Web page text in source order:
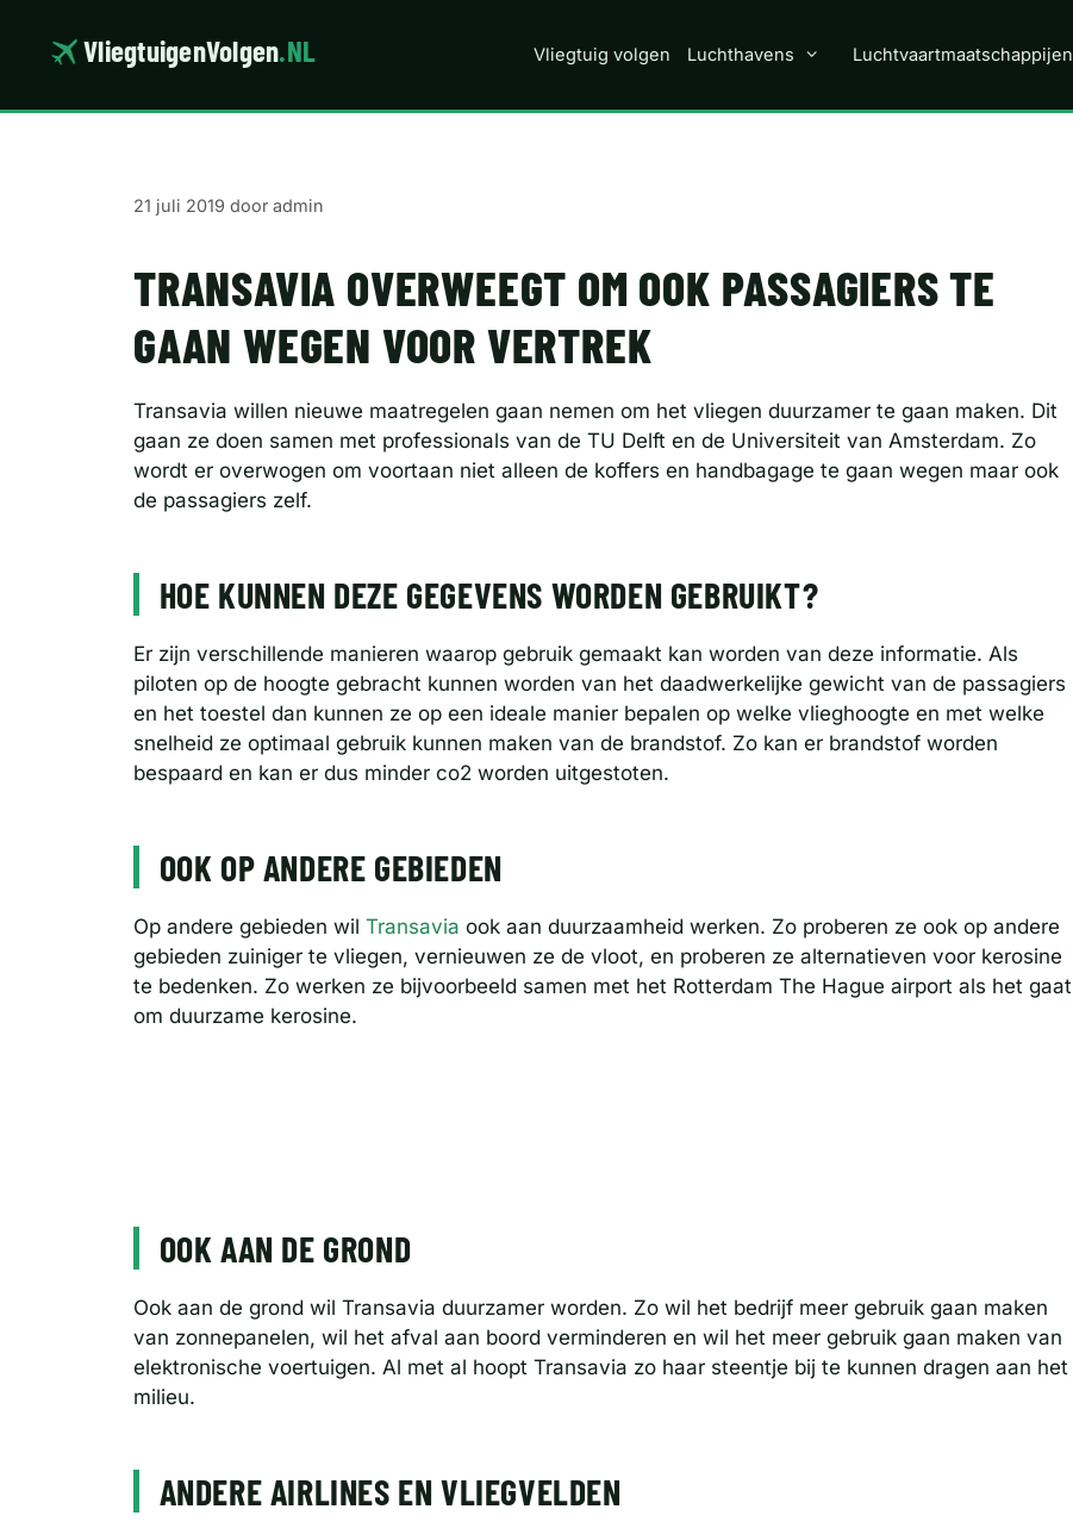
VliegtuigenVolgen.NL Vliegtuig volgen Luchthavens Luchtvaartmaatschappijen
21 juli 2019 door admin
TRANSAVIA OVERWEEGT OM OOK PASSAGIERS TE
GAAN WEGEN VOOR VERTREK
Transavia willen nieuwe maatregelen gaan nemen om het vliegen duurzamer te gaan maken. Dit
gaan ze doen samen met professionals van de TU Delft en de Universiteit van Amsterdam. Zo
wordt er overwogen om voortaan niet alleen de koffers en handbagage te gaan wegen maar ook
de passagiers zelf.
HOE KUNNEN DEZE GEGEVENS WORDEN GEBRUIKT?
Er zijn verschillende manieren waarop gebruik gemaakt kan worden van deze informatie. Als
piloten op de hoogte gebracht kunnen worden van het daadwerkelijke gewicht van de passagiers
en het toestel dan kunnen ze op een ideale manier bepalen op welke vlieghoogte en met welke
snelheid ze optimaal gebruik kunnen maken van de brandstof. Zo kan er brandstof worden
bespaard en kan er dus minder co2 worden uitgestoten.
OOK OP ANDERE GEBIEDEN
Op andere gebieden wil Transavia ook aan duurzaamheid werken. Zo proberen ze ook op andere
gebieden zuiniger te vliegen, vernieuwen ze de vloot, en proberen ze alternatieven voor kerosine
te bedenken. Zo werken ze bijvoorbeeld samen met het Rotterdam The Hague airport als het gaat
om duurzame kerosine.
OOK AAN DE GROND
Ook aan de grond wil Transavia duurzamer worden. Zo wil het bedrijf meer gebruik gaan maken
van zonnepanelen, wil het afval aan boord verminderen en wil het meer gebruik gaan maken van
elektronische voertuigen. Al met al hoopt Transavia zo haar steentje bij te kunnen dragen aan het
milieu.
ANDERE AIRLINES EN VLIEGVELDEN